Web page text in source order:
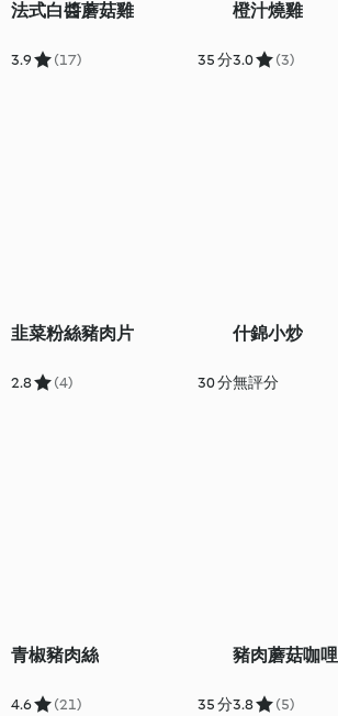
法式白醬蘑菇雞
3.9 (17) 35 分
橙汁燒雞
3.0 (3)
韭菜粉絲豬肉片
2.8 (4) 30 分
什錦小炒
無評分
青椒豬肉絲
4.6 (21) 35 分
豬肉蘑菇咖哩
3.8 (5)